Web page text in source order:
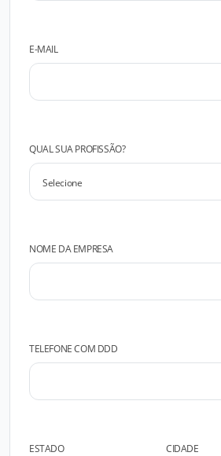
E-MAIL
QUAL SUA PROFISSÃO?
NOME DA EMPRESA
TELEFONE COM DDD
ESTADO CIDADE